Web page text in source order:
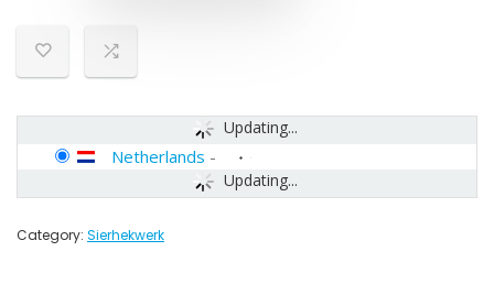
Updating...
Updating...
Netherlands -
Category: Sierhekwerk